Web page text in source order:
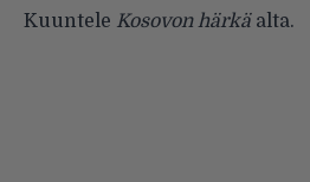
Kuuntele Kosovon härkäalta.